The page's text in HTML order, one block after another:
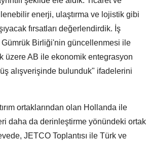
enerji, ulaştırma ve lojistik gibi
fırsatları değerlendirdik. İş
Gümrük Birliği'nin güncellenmesi ile
üzere AB ile ekonomik entegrasyon
alışverişinde bulunduk" ifadelerini
ortaklarından olan Hollanda ile
daha da derinleştirme yönündeki ortak
JETCO Toplantısı ile Türk ve